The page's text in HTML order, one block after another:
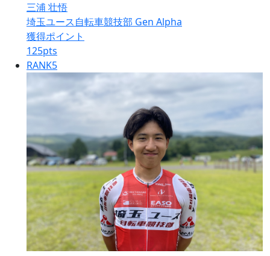
三浦 壮悟
埼玉ユース自転車競技部 Gen Alpha
獲得ポイント
125pts
RANK5